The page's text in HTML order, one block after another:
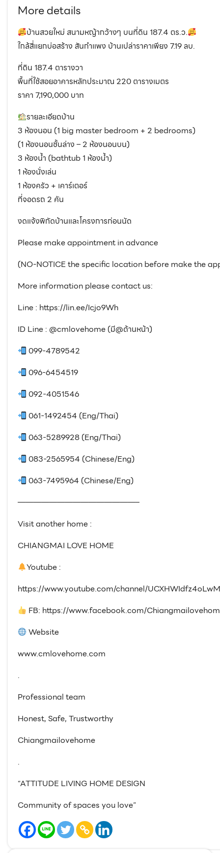
More details
บ้านสวยใหม่ สนามหญ้ากว้างๆ บนที่ดิน 187.4 ตร.ว.
ใกล้สี่แยกบ่อสร้าง สันกำแพง บ้านเปล่าราคาเพียง 7.19 ลบ.
ที่ดิน 187.4 ตารางวา
พื้นที่ใช้สอยอาคารหลักประมาณ 220 ตารางเมตร
ราคา 7,190,000 บาท
รายละเอียดบ้าน
3 ห้องนอน (1 big master bedroom + 2 bedrooms)
(1 ห้องนอนชั้นล่าง – 2 ห้องนอนบน)
3 ห้องน้ำ (bathtub 1 ห้องน้ำ)
1 ห้องนั่งเล่น
1 ห้องครัว + เคาร์เตอร์
ที่จอดรถ 2 คัน
งดแจ้งพิกัดบ้านและโครงการก่อนนัด
Please make appointment in advance
(NO-NOTICE the specific location before make the
More information please contact us:
Line : https://lin.ee/Icjo9Wh
ID Line : @cmlovehome (มี@ด้านหน้า)
099-4789542
096-6454519
092-4051546
061-1492454 (Eng/Thai)
063-5289928 (Eng/Thai)
083-2565954 (Chinese/Eng)
063-7495964 (Chinese/Eng)
———————————————–
Visit another home :
CHIANGMAI LOVE HOME
Youtube :
https://www.youtube.com/channel/
FB: https://www.facebook.com/
Website
www.cmlovehome.com
.
Professional team
Honest, Safe, Trustworthy
Chiangmailovehome
.
“ATTITUDE LIVING HOME DESIGN
Community of spaces you love”